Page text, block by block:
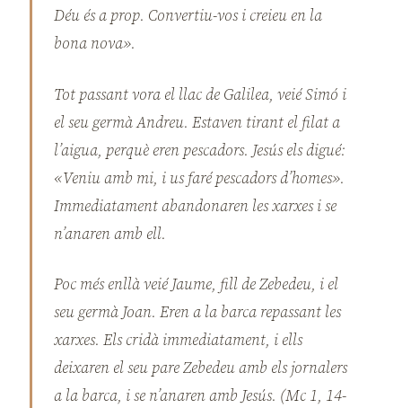
Déu és a prop. Convertiu-vos i creieu en la
bona nova».
Tot passant vora el llac de Galilea, veié Simó i
el seu germà Andreu. Estaven tirant el filat a
l’aigua, perquè eren pescadors. Jesús els digué:
«Veniu amb mi, i us faré pescadors d’homes».
Immediatament abandonaren les xarxes i se
n’anaren amb ell.
Poc més enllà veié Jaume, fill de Zebedeu, i el
seu germà Joan. Eren a la barca repassant les
xarxes. Els cridà immediatament, i ells
deixaren el seu pare Zebedeu amb els jornalers
a la barca, i se n’anaren amb Jesús. (Mc 1, 14-